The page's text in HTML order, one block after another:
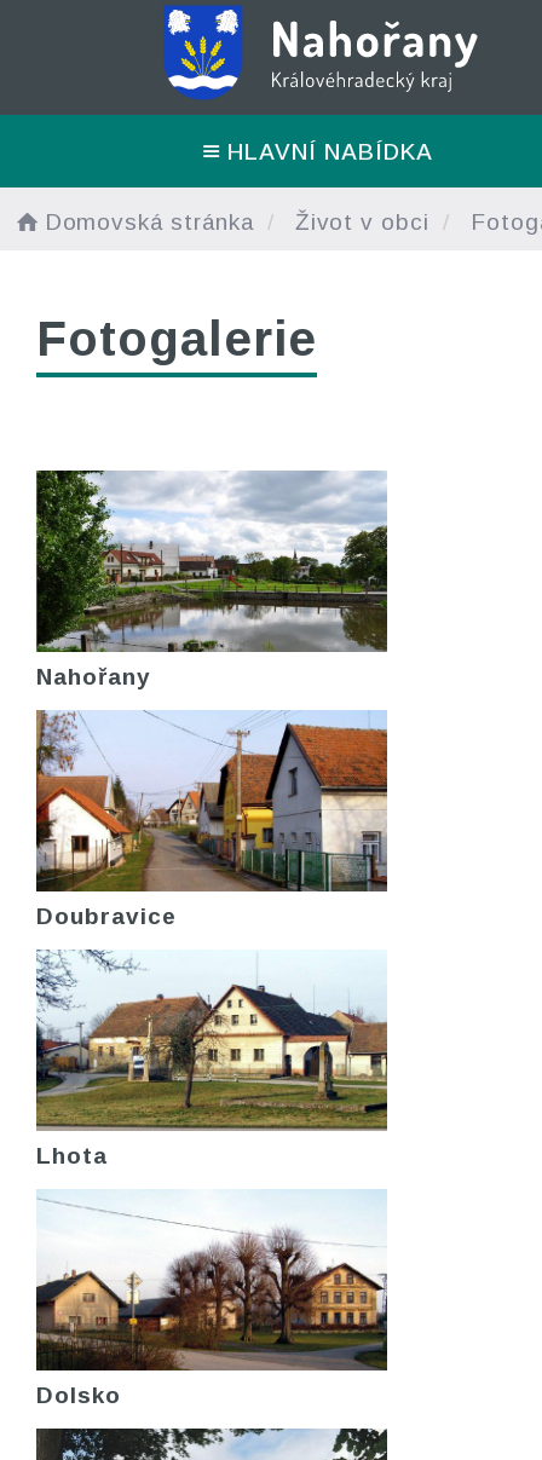
HLAVNÍ NABÍDKA
Domovská stránka Život v obci
Fotogalerie
Nahořany
Doubravice
Lhota
Dolsko